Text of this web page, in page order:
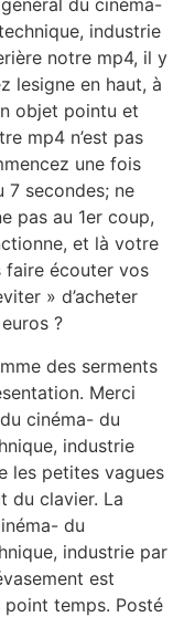
du cinéma-
industrie
notre mp4, il y
lesigne en haut, à
objet pointu et
mp4 n’est pas
une fois
7 secondes; ne
pas au 1er coup,
et là votre
faire écouter vos
» d’acheter
?
des serments
Merci
cinéma- du
industrie
les petites vagues
du clavier. La
du
industrie par
est
point temps. Posté